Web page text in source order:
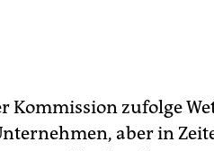
Kommission zufolge
aber in